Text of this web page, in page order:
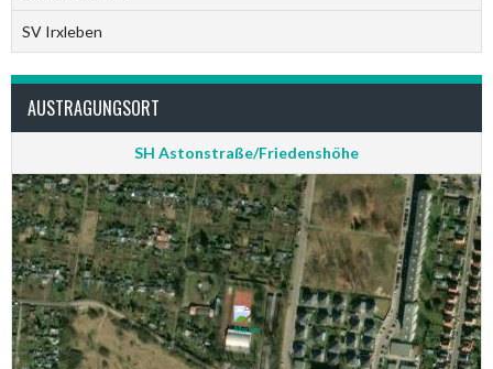
SV Irxleben
AUSTRAGUNGSORT
SH Astonstraße/Friedenshöhe